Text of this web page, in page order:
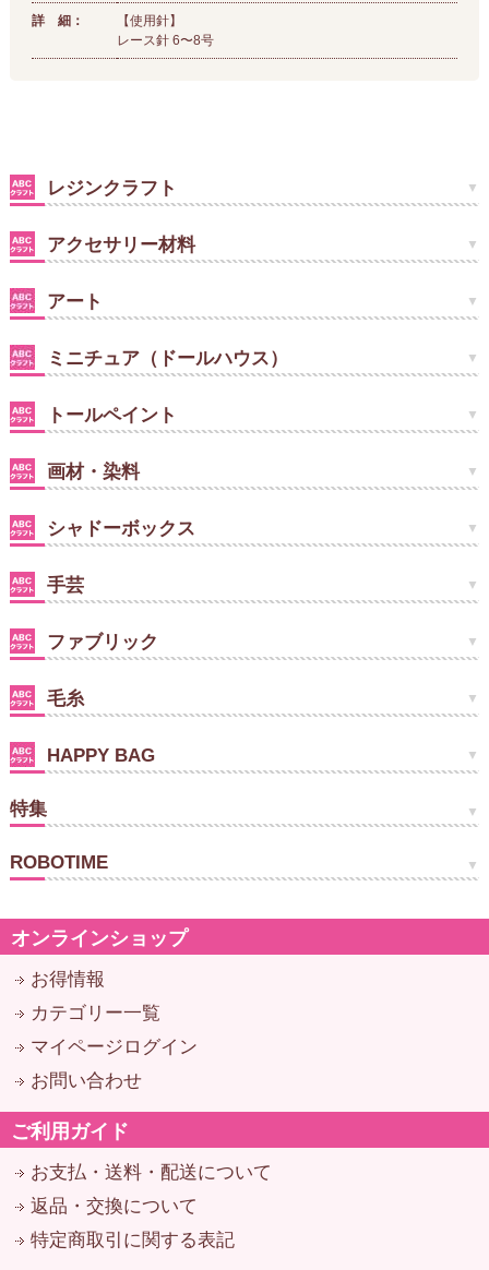
詳 細：
【使用針】
レース針 6〜8号
レジンクラフト
アクセサリー材料
アート
ミニチュア（ドールハウス）
トールペイント
画材・染料
シャドーボックス
手芸
ファブリック
毛糸
HAPPY BAG
特集
ROBOTIME
オンラインショップ
お得情報
カテゴリー一覧
マイページログイン
お問い合わせ
ご利用ガイド
お支払・送料・配送について
返品・交換について
特定商取引に関する表記